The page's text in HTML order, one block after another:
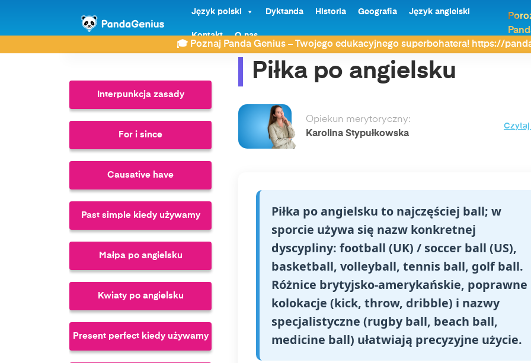
Język polski Dyktanda Historia Geografia Język angielski
Kontakt O nas
🎓 Poznaj Panda Genius – Twojego edukacyjnego superbohatera! https://
ZDAY Język angielski Piłka po angielsku
Interpunkcja zasady
For i since
Causative have
Past simple kiedy używamy
Małpa po angielsku
Kwiaty po angielsku
Present perfect kiedy używamy
Piłka po angielsku
Opiekun merytoryczny:
Karolina Stypułkowska
Piłka po angielsku to najczęściej ball; w
sporcie używa się nazw konkretnej
dyscypliny: football (UK) / soccer ball (US),
basketball, volleyball, tennis ball, golf ball.
Różnice brytyjsko-amerykańskie, poprawne
kolokacje (kick, throw, dribble) i nazwy
specjalistyczne (rugby ball, beach ball,
medicine ball) ułatwiają precyzyjne użycie.